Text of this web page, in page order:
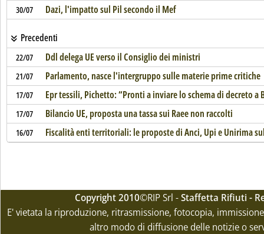
30/07 Dazi, l'impatto sul Pil secondo il Mef
Precedenti
22/07 Ddl delega UE verso il Consiglio dei ministri
21/07 Parlamento, nasce l'intergruppo sulle materie prime critiche
17/07 Epr tessili, Pichetto: “Pronti a inviare lo schema di decreto a
17/07 Bilancio UE, proposta una tassa sui Raee non raccolti
16/07 Fiscalità enti territoriali: le proposte di Anci, Upi e Unirima
Copyright 2010©RIP Srl -Staffetta Rifiuti -
E' vietata la riproduzione, ritrasmissione, fotocopia,
altro modo di diffusione delle notizie o